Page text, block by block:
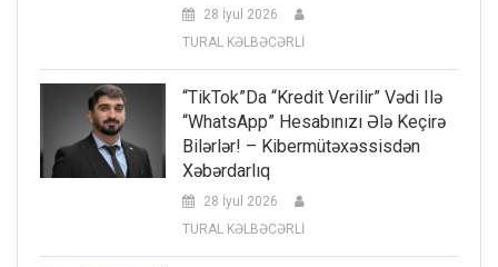
28 İyul 2026
TURAL KƏLBƏCƏRLİ
“TikTok”da “kredit Verilir” Vədi Ilə
“WhatsApp” Hesabınızı Ələ Keçirə
Bilərlər! – Kibermütəxəssisdən
Xəbərdarlıq
28 İyul 2026
TURAL KƏLBƏCƏRLİ